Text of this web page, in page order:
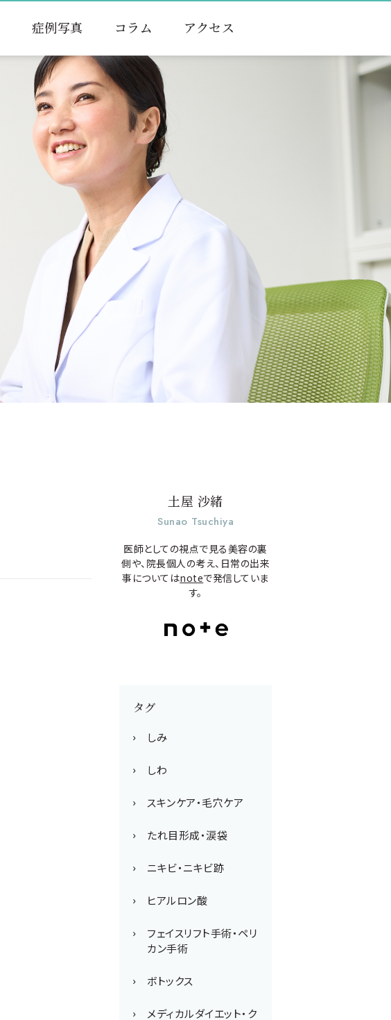
症例写真 コラム アクセス
土屋 沙緒
Sunao Tsuchiya
医師としての視点で見る美容の裏
側や、院長個人の考え、日常の出来
事についてはnoteで発信していま
す。
タグ
しみ
しわ
スキンケア・毛穴ケア
たれ目形成・涙袋
ニキビ・ニキビ跡
ヒアルロン酸
フェイスリフト手術・ペリ
カン手術
ボトックス
メディカルダイエット・ク